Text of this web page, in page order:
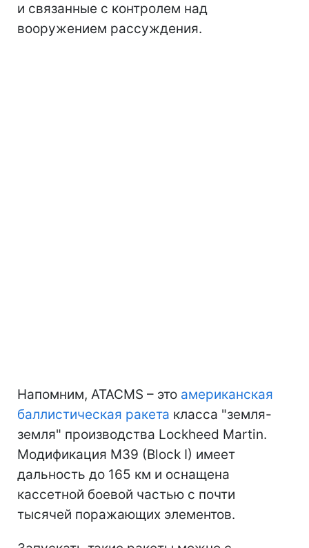
и связанные с контролем над
вооружением рассуждения.
Напомним, ATACMS – это американская
баллистическая ракета класса "земля-
земля" производства Lockheed Martin.
Модификация M39 (Block I) имеет
дальность до 165 км и оснащена
кассетной боевой частью с почти
тысячей поражающих элементов.